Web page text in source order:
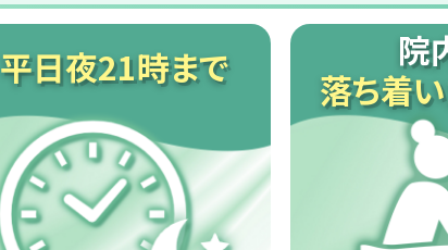
平日夜21時まで
院
落ち着